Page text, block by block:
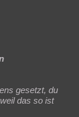
gesetzt, du
das so ist